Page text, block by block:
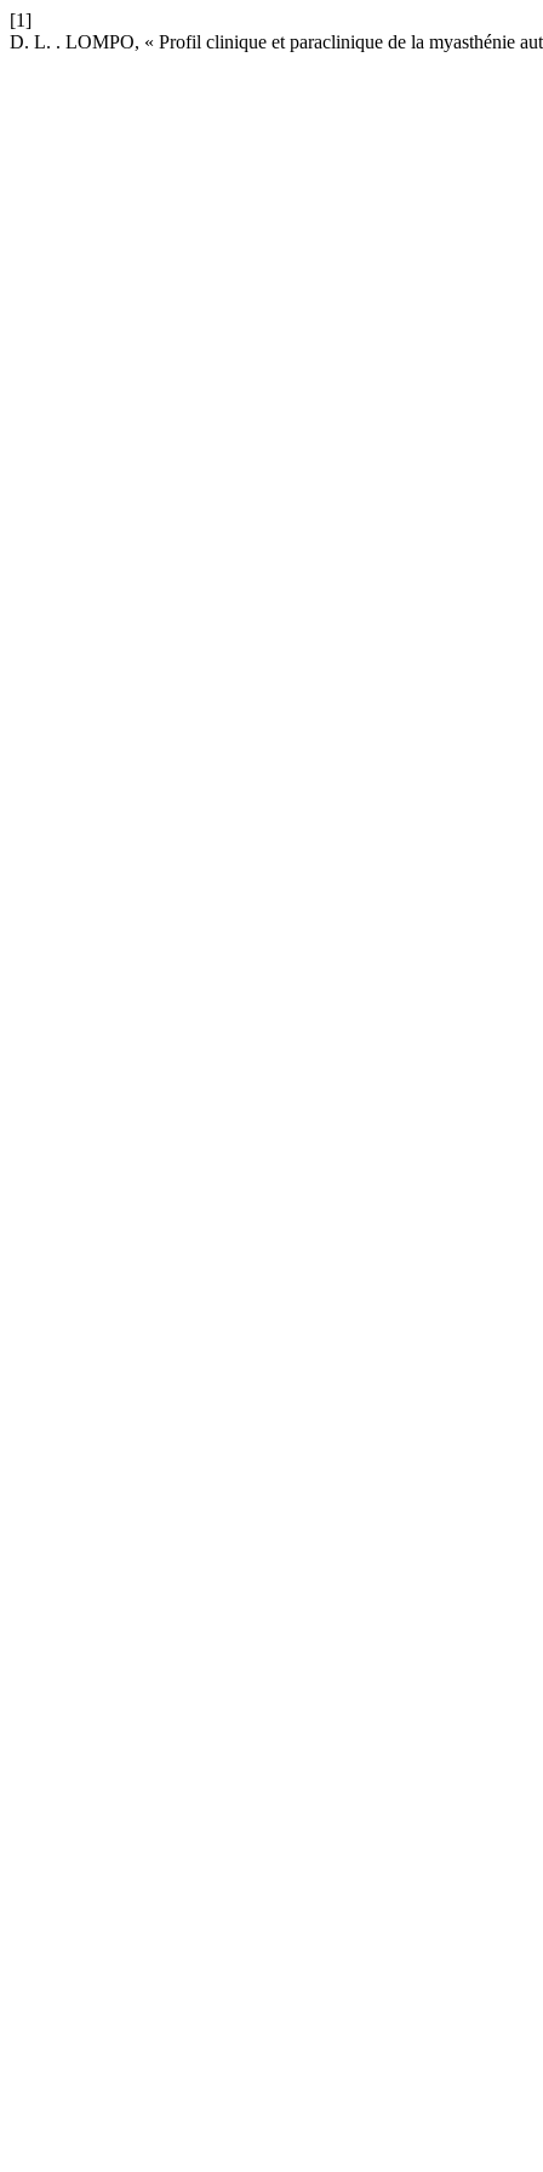
[1]
D. L. . LOMPO, « Profil clinique et paraclinique de la myasthénie